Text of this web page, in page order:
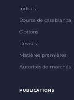
Indices
Bourse de casablanca
Options
Devises
Matières premières
Autorités de marchés
PUBLICATIONS